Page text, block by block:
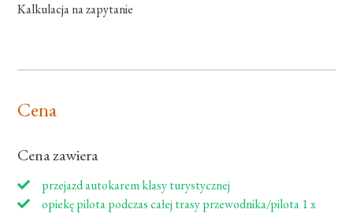
Kalkulacja na zapytanie
Cena
Cena zawiera
przejazd autokarem klasy turystycznej
opiekę pilota podczas całej trasy przewodnika/pilota 1 x